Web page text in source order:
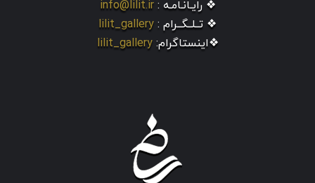
❖ رایـانـامـه : info@lilit.ir
❖ تــلــگــرام : lilit_gallery
❖اینستاگرام: lilit_gallery